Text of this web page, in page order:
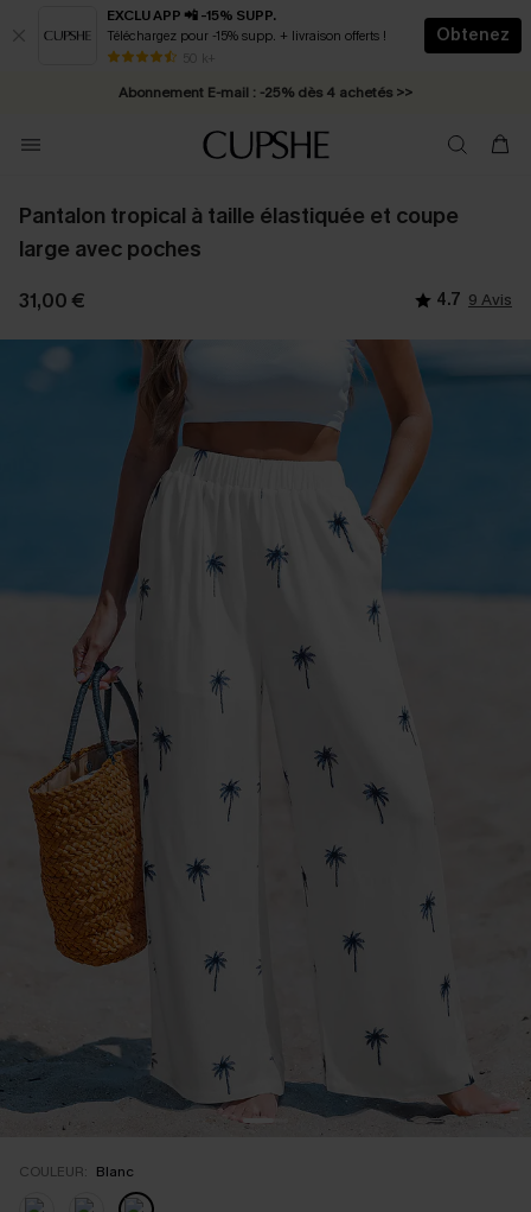
EXCLU APP 📲 -15% SUPP.
Téléchargez pour -15% supp. + livraison offerts !
50 k+
Obtenez
* Livraison éclair 2-3 jours ouvrés >>
Abonnement E-mail : -25% dès 4 achetés >>
Pantalon tropical à taille élastiquée et coupe
large avec poches
31,00 € 4.7 9 Avis
COULEUR: Blanc